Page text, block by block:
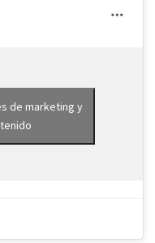
de marketing y